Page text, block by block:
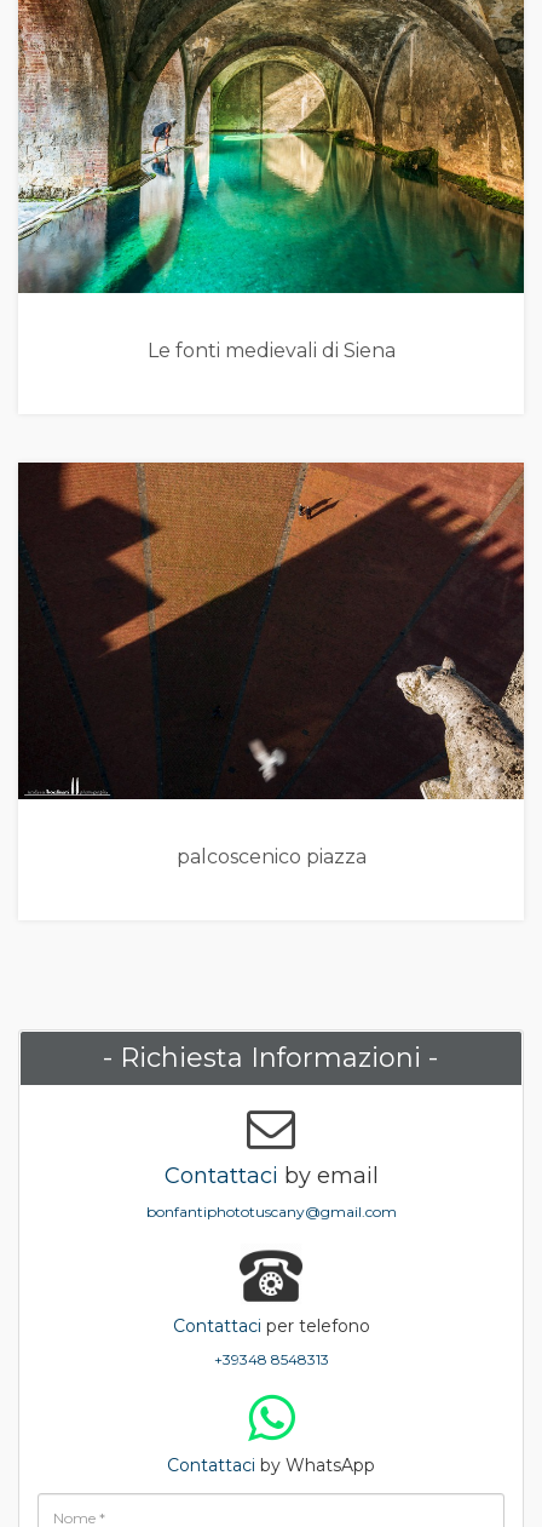
Le fonti medievali di Siena
palcoscenico piazza
- Richiesta Informazioni -
Contattaci by email
bonfantiphototuscany@gmail.com
Contattaci per telefono
+39348 8548313
Contattaci by WhatsApp